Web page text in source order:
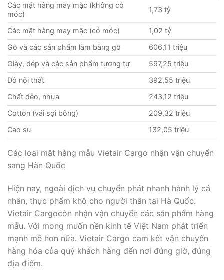
Các mặt hàng may mặc (không có
móc)
1,73 tỷ
Các mặt hàng may mặc (có móc)
1,02 tỷ
Gỗ và các sản phẩm làm bằng gỗ
606,11 triệu
Giày, dép và các sản phẩm tương tự
597,25 triệu
Đồ nội thất
392,55 triệu
Chất dẻo, nhựa
243,12 triệu
Cotton (vải sợi bông)
209,32 triệu
Cao su
132,05 triệu
Các loại mặt hàng mẫu Vietair Cargo nhận vận chuyển
sang Hàn Quốc
Hiện nay, ngoài dịch vụ chuyển phát nhanh hành lý cá
nhân, thực phẩm khô cho người thân tại Hà Quốc.
Vietair Cargocòn nhận vận chuyển các sản phẩm hàng
mẫu. Với mong muốn nền kinh tế Việt Nam phát triển
mạnh mẽ hơn nữa. Vietair Cargo cam kết vận chuyển
hàng hóa của quý khách hàng đến nơi đúng giờ, đúng
địa điểm.